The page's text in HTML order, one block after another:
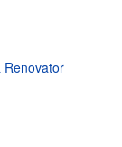
Renovator